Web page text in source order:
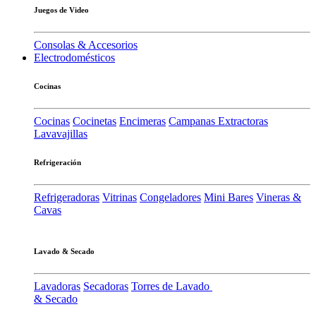
Juegos de Video
Consolas & Accesorios
Electrodomésticos
Cocinas
Cocinas Cocinetas Encimeras Campanas Extractoras
Lavavajillas
Refrigeración
Refrigeradoras Vitrinas Congeladores Mini Bares Vineras &
Cavas
Lavado & Secado
Lavadoras Secadoras Torres de Lavado
& Secado